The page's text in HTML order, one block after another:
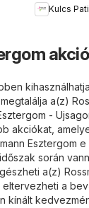
Kulcs
a(z)
-
akciókat,
Esztergom e
során
a(z)
a
kínált